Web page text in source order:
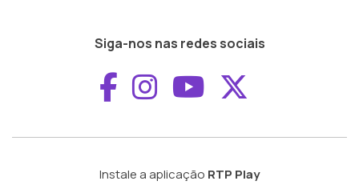
Siga-nos nas redes sociais
Aceder ao
Aceder ao
Aceder ao
Instale a aplicação RTP Play